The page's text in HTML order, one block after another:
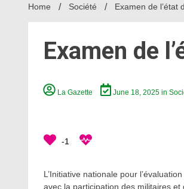
Home Société Examen de
Examen de
La Gazette June 18, 2025in
-1
L’Initiative nationale pour
avec la participation des militaires et